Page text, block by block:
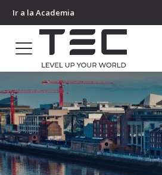
Ir a la Academia
Portada
Cursos de idiomas
Salidas grupales al extranjero